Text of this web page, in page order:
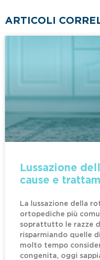
ARTICOLI
Lussazione
cause e
La lussazione della
ortopediche più
soprattutto le razze
risparmiando quelle
molto tempo
congenita, oggi